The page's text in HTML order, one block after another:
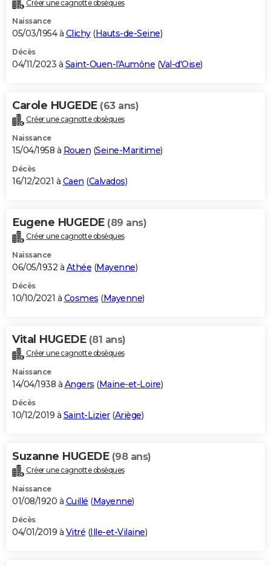
Créer une cagnotte obsèques
Naissance
05/03/1954 à Clichy(Hauts-de-Seine)
Décès
04/11/2023 à Saint-Ouen-l'Aumône (Val-d'Oise)
Carole HUGEDE (63 ans)
Créer une cagnotte obsèques
Naissance
15/04/1958 à Rouen (Seine-Maritime)
Décès
16/12/2021 à Caen (Calvados)
Eugene HUGEDE (89 ans)
Créer une cagnotte obsèques
Naissance
06/05/1932 à Athée (Mayenne)
Décès
10/10/2021 à Cosmes (Mayenne)
Vital HUGEDE (81 ans)
Créer une cagnotte obsèques
Naissance
14/04/1938 à Angers (Maine-et-Loire)
Décès
10/12/2019 à Saint-Lizier(Ariège)
Suzanne HUGEDE (98 ans)
Créer une cagnotte obsèques
Naissance
01/08/1920 à Cuillé (Mayenne)
Décès
04/01/2019 à Vitré (Ille-et-Vilaine)